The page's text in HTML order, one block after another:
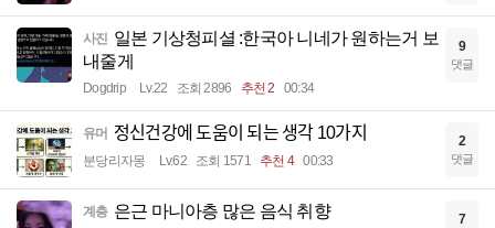
사진 일본 기상청피셜 :한국아 니네가 원하는거 보
내줄게
Dogdrip Lv.22 조회 2896 추천 2 00:34
9
댓글
유머 정신건강에 도움이 되는 생각 10가지
분당리자몽 Lv.62 조회 1571 추천 4 00:33
2
댓글
계층 은근 마니아층 많은 음식 취향 7